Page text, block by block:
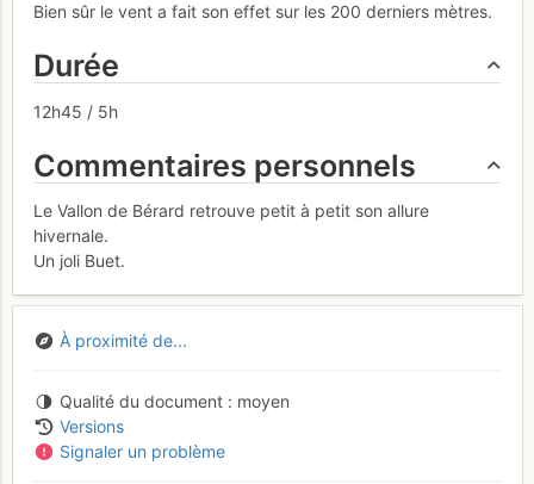
Bien sûr le vent a fait son effet sur les 200 derniers mètres.
Durée
12h45 / 5h
Commentaires personnels
Le Vallon de Bérard retrouve petit à petit son allure
hivernale.
Un joli Buet.
À proximité de...
Qualité du document
moyen
Versions
Signaler un problème